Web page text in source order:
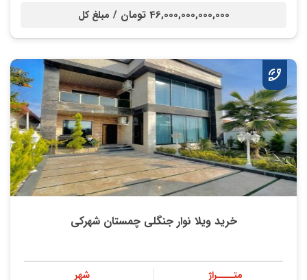
46,000,000,000,000 تومان / مبلغ کل
خرید ویلا نوار جنگلی چمستان شهرکی
متــــراژ
شهر